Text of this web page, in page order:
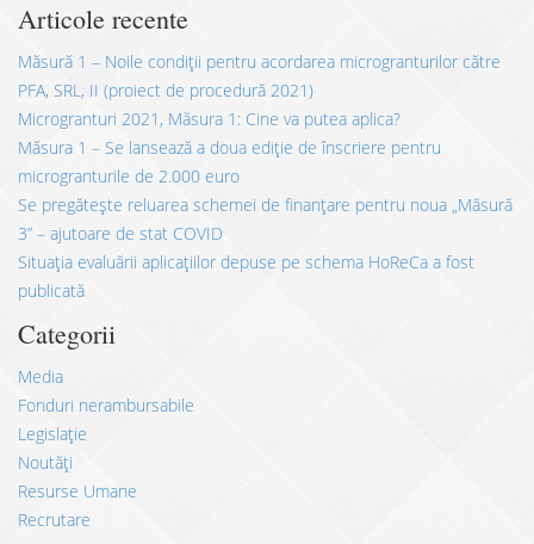
Articole recente
Măsură 1 – Noile condiții pentru acordarea microgranturilor către
PFA, SRL, II (proiect de procedură 2021)
Microgranturi 2021, Măsura 1: Cine va putea aplica?
Măsura 1 – Se lansează a doua ediție de înscriere pentru
microgranturile de 2.000 euro
Se pregătește reluarea schemei de finanțare pentru noua „Măsură
3” – ajutoare de stat COVID
Situația evaluării aplicațiilor depuse pe schema HoReCa a fost
publicată
Categorii
Media
Fonduri nerambursabile
Legislație
Noutăți
Resurse Umane
Recrutare